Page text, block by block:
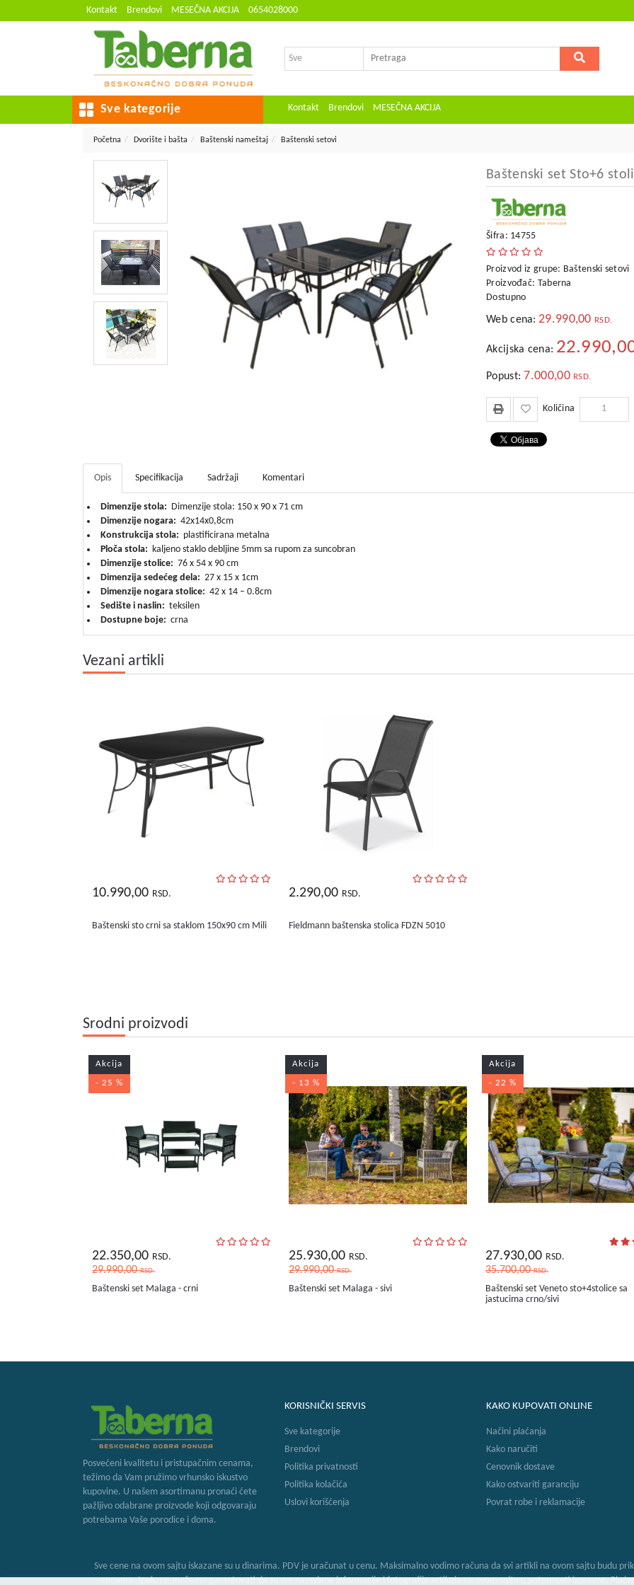
Kontakt Brendovi MESEČNA AKCIJA 0654028000
Sve kategorije Kontakt Brendovi MESEČNA AKCIJA
Početna Dvorište i bašta Baštenski nameštaj Baštenski setovi
Baštenski set Sto+6
Šifra: 14755
Proizvod iz grupe: Baštenski setovi
Proizvođač: Taberna
Dostupno
Web cena: 29.990,00 RSD.
Akcijska cena:
Popust: 7.000,00 RSD.
Količina
Opis Specifikacija Sadržaji Komentari
Dimenzije stola: Dimenzije stola: 150 x 90 x 71 cm
Dimenzije nogara: 42x14x0,8cm
Konstrukcija stola: plastificirana metalna
Ploča stola: kaljeno staklo debljine 5mm sa rupom za suncobran
Dimenzije stolice: 76 x 54 x 90 cm
Dimenzija sedećeg dela: 27 x 15 x 1cm
Dimenzije nogara stolice: 42 x 14 – 0.8cm
Sedište i naslin: teksilen
Dostupne boje: crna
Vezani artikli
10.990,00 RSD.
Baštenski sto crni sa staklom 150x90 cm Mili
2.290,00 RSD.
Fieldmann baštenska stolica FDZN 5010
Srodni proizvodi
Akcija
- 25 %
22.350,00 RSD.
29.990,00RSD.
Baštenski set Malaga - crni
Akcija
- 13 %
25.930,00 RSD.
29.990,00RSD.
Baštenski set Malaga - sivi
Akcija
- 22 %
27.930,00 RSD.
35.700,00RSD.
Baštenski set Veneto sto+4stolice sa
jastucima crno/sivi
Posvećeni kvalitetu i pristupačnim cenama,
težimo da Vam pružimo vrhunsko iskustvo
kupovine. U našem asortimanu pronaći ćete
pažljivo odabrane proizvode koji odgovaraju
potrebama Vaše porodice i doma.
KORISNIČKI SERVIS
Sve kategorije
Brendovi
Politika privatnosti
Politika kolačića
Uslovi korišćenja
KAKO KUPOVATI ONLINE
Načini plaćanja
Kako naručiti
Cenovnik dostave
Kako ostvariti garanciju
Povrat robe i reklamacije
Sve cene na ovom sajtu iskazane su u dinarima. PDV je uračunat u cenu. Maksimalno vodimo računa da svi artikli na ovom sajtu budu
cenama. Ipak, ne možemo garantovati da su sve navedene informacije i fotografije artikala na ovom sajtu u potpunosti ispravne.